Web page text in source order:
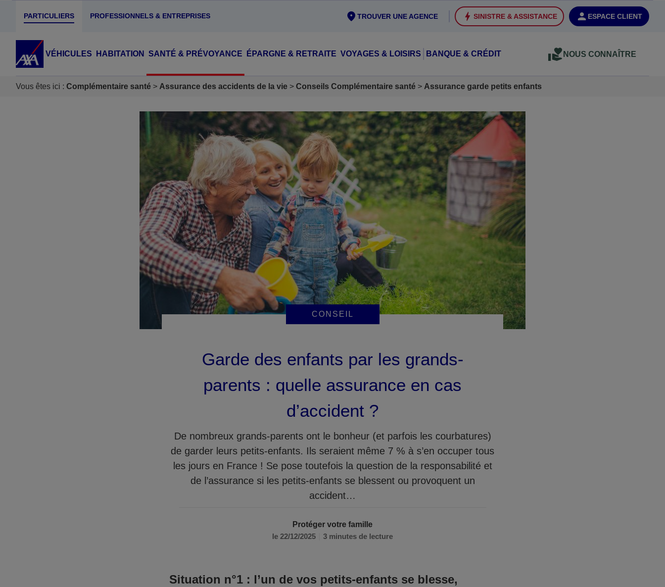
PARTICULIERS PROFESSIONNELS & ENTREPRISES ESPACE CLIENT
SINISTRE & ASSISTANCE
TROUVER UNE AGENCE
VÉHICULES HABITATION SANTÉ & PRÉVOYANCE ÉPARGNE & RETRAITE VOYAGES & LOISIRS BANQUE & CRÉDIT NOUS CONNAÎTRE
Vous êtes ici : Complémentaire santé Assurance des accidents de la vie Conseils Complémentaire santé Assurance garde petits enfants
CONSEIL
Protéger votre famille
le 22/12/2025
3 minutes de lecture
Garde des enfants par les grands-
parents : quelle assurance en cas
d’accident ?
De nombreux grands-parents ont le bonheur (et parfois les courbatures)
de garder leurs petits-enfants. Ils seraient même 7 % à s’en occuper tous
les jours en France ! Se pose toutefois la question de la responsabilité et
de l’assurance si les petits-enfants se blessent ou provoquent un
accident…
Situation n°1 : l’un de vos petits-enfants se blesse,